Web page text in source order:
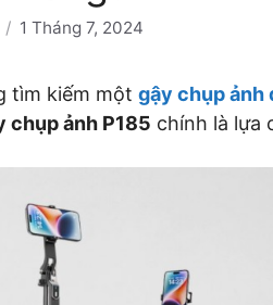
/ 1 Tháng 7, 2024
tìm kiếm một gậy chụp ảnh
chụp ảnh P185 chính là lựa